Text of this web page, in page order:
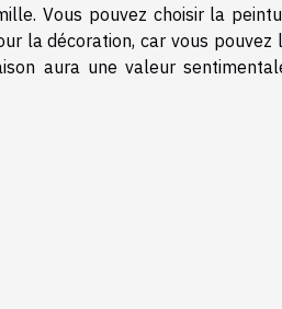
Vous pouvez choisir la
la décoration, car vous
aura une valeur